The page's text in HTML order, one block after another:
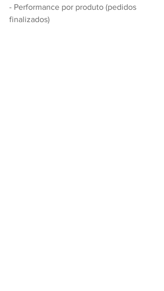
- Performance por produto (pedidos
finalizados)